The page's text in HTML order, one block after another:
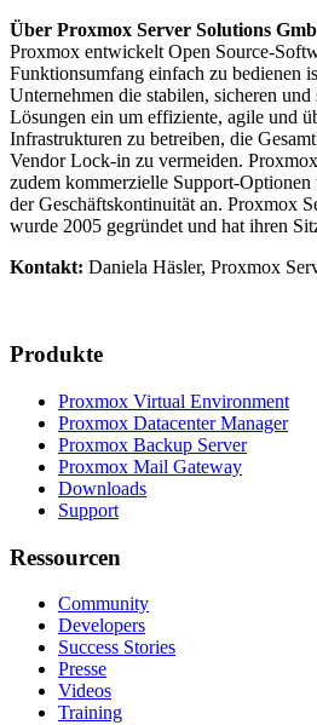
Über Proxmox Server Solutions
Proxmox entwickelt Open Source-
Funktionsumfang einfach zu bedienen
Unternehmen die stabilen, sicheren
Lösungen ein um effiziente, agile und
Infrastrukturen zu betreiben, die
Vendor Lock-in zu vermeiden.
zudem kommerzielle Support-
der Geschäftskontinuität an. Proxmox
wurde 2005 gegründet und hat ihren
Kontakt: Daniela Häsler, Proxmox
Produkte
Proxmox Virtual Environment
Proxmox Datacenter Manager
Proxmox Backup Server
Proxmox Mail Gateway
Downloads
Support
Ressourcen
Community
Developers
Success Stories
Presse
Videos
Training